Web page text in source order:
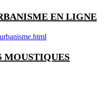
EN LIGNE
MOUSTIQUES